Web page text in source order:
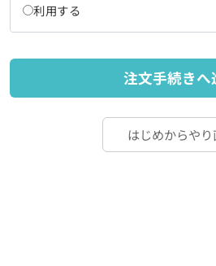
利用する
注文手続きへ
はじめからやり